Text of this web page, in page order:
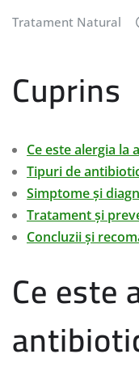
Tratament Natural
Cuprins
Ce este alergia la
Tipuri de
Simptome și
Tratament și
Concluzii și
Ce este